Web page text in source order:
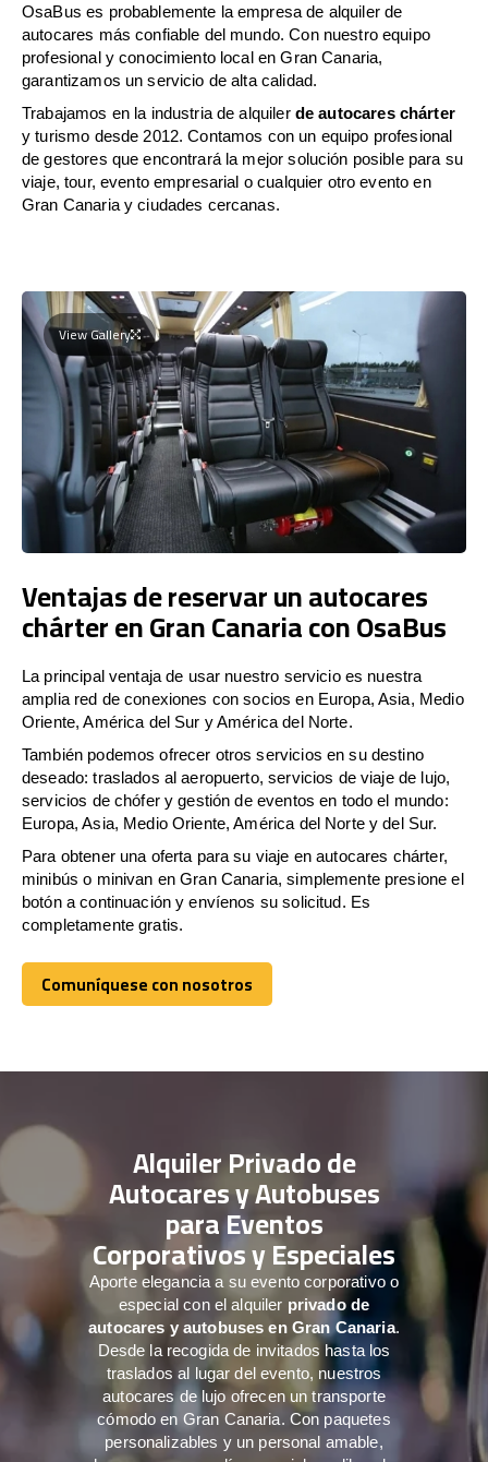
OsaBus es probablemente la empresa de alquiler de
autocares más confiable del mundo. Con nuestro equipo
profesional y conocimiento local en Gran Canaria,
garantizamos un servicio de alta calidad.
Trabajamos en la industria de alquiler de autocares chárter
y turismo desde 2012. Contamos con un equipo profesional
de gestores que encontrará la mejor solución posible para su
viaje, tour, evento empresarial o cualquier otro evento en
Gran Canaria y ciudades cercanas.
View Gallery
Ventajas de reservar un autocares
chárter en Gran Canaria con OsaBus
La principal ventaja de usar nuestro servicio es nuestra
amplia red de conexiones con socios en Europa, Asia, Medio
Oriente, América del Sur y América del Norte.
También podemos ofrecer otros servicios en su destino
deseado: traslados al aeropuerto, servicios de viaje de lujo,
servicios de chófer y gestión de eventos en todo el mundo:
Europa, Asia, Medio Oriente, América del Norte y del Sur.
Para obtener una oferta para su viaje en autocares chárter,
minibús o minivan en Gran Canaria, simplemente presione el
botón a continuación y envíenos su solicitud. Es
completamente gratis.
Comuníquese con nosotros
Comuníquese con nosotros
Alquiler Privado de
Autocares y Autobuses
para Eventos
Corporativos y Especiales
Aporte elegancia a su evento corporativo o
especial con el alquiler privado de
autocares y autobuses en Gran Canaria.
Desde la recogida de invitados hasta los
traslados al lugar del evento, nuestros
autocares de lujo ofrecen un transporte
cómodo en Gran Canaria. Con paquetes
personalizables y un personal amable,